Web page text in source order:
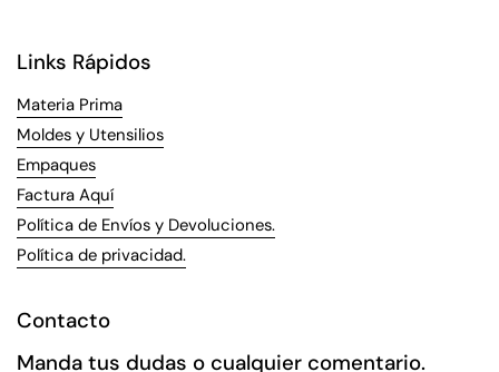
Links Rápidos
Materia Prima
Moldes y Utensilios
Empaques
Factura Aquí
Política de Envíos y Devoluciones.
Política de privacidad.
Contacto
Manda tus dudas o cualquier comentario.